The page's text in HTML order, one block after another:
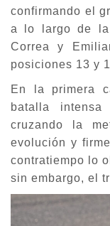
confirmando el
a lo largo de la
Correa y
posiciones 13 y
En la primera
batalla
cruzando la
evolución y
contratiempo lo
sin embargo, el